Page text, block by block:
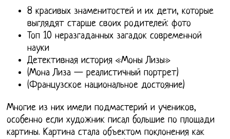
8 красивых знаменитостей и их дети, которые
выглядят старше своих родителей: фото
Топ 10 неразгаданных загадок современной
науки
Детективная история «Моны Лизы»
(Мона Лиза — реалистичный портрет)
(Французское национальное достояние)
Многие из них имели подмастерий и учеников,
особенно если художник писал большие по площади
картины. Картина стала объектом поклонения как